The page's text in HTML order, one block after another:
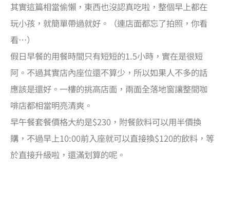
其實這篇相當偷懶，東西也沒認真吃啦，整個早上都在
玩小孩，就簡單帶過就好。（連店面都忘了拍照，你看
看…）
假日早餐的用餐時間只有短短的1.5小時，實在是很短
阿。不過其實店內座位還不算少，所以如果人不多的話
應該是還好。一樓的挑高店面，兩面全落地窗讓整間咖
啡店都相當明亮清爽。
早午餐套餐價格大約是$230，附餐飲料可以用半價換
購，不過早上10:00前入座就可以直接換$120的飲料，等
於直接升級啦，還滿划算的呢。